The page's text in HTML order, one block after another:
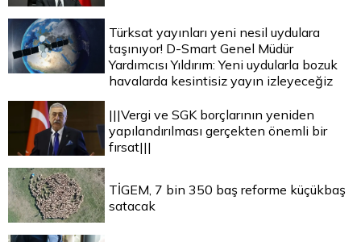
Türksat yayınları yeni nesil uydulara
taşınıyor! D-Smart Genel Müdür
Yardımcısı Yıldırım: Yeni uydularla bozuk
havalarda kesintisiz yayın izleyeceğiz
|||Vergi ve SGK borçlarının yeniden
yapılandırılması gerçekten önemli bir
fırsat|||
TİGEM, 7 bin 350 baş reforme küçükbaş
satacak